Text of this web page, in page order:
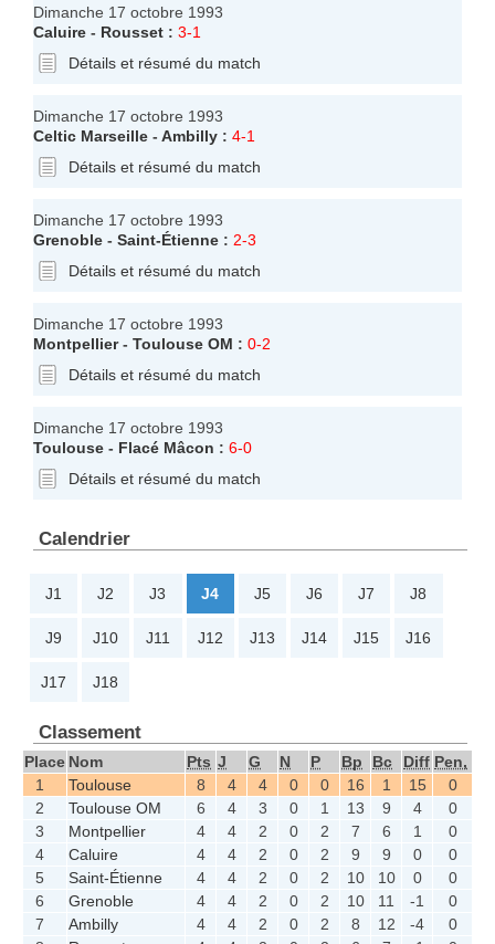
Dimanche 17 octobre 1993
Caluire - Rousset : 3-1
Détails et résumé du match
Dimanche 17 octobre 1993
Celtic Marseille - Ambilly : 4-1
Détails et résumé du match
Dimanche 17 octobre 1993
Grenoble - Saint-Étienne : 2-3
Détails et résumé du match
Dimanche 17 octobre 1993
Montpellier- Toulouse OM : 0-2
Détails et résumé du match
Dimanche 17 octobre 1993
Toulouse - Flacé Mâcon : 6-0
Détails et résumé du match
Calendrier
J1 J2 J3 J4 J5 J6 J7 J8
J9 J10 J11 J12 J13 J14 J15 J16
J17 J18
Classement
Place Nom Pts J G N P Bp Bc Diff Pen,
1
Toulouse 8 4 4 0 0 16 1 15
0
2
Toulouse OM 6 4 3 0 1 13 9 4
0
3
Montpellier 4 4 2 0 2 7 6 1
0
4
Caluire 4 4 2 0 2 9 9 0
0
5
Saint-Étienne 4 4 2 0 2 10 10 0
0
6
Grenoble 4 4 2 0 2 10 11 -1
0
7
Ambilly 4 4 2 0 2 8 12 -4
0